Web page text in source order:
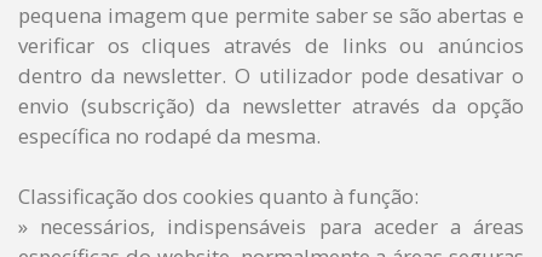
pequena imagem que permite saber se são abertas e
verificar os cliques através de links ou anúncios
dentro da newsletter. O utilizador pode desativar o
envio (subscrição) da newsletter através da opção
específica no rodapé da mesma.
Classificação dos cookies quanto à função:
» necessários, indispensáveis para aceder a áreas